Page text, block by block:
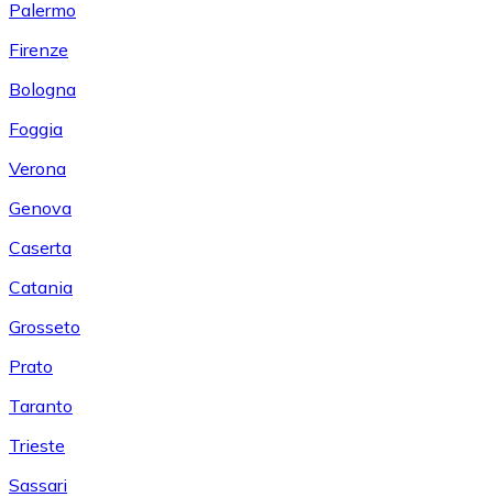
Palermo
Firenze
Bologna
Foggia
Verona
Genova
Caserta
Catania
Grosseto
Prato
Taranto
Trieste
Sassari